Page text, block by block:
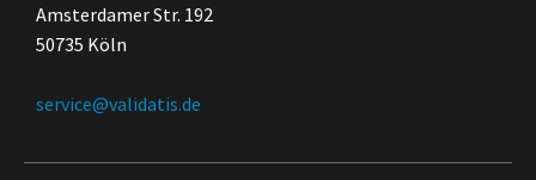
Amsterdamer Str. 192
50735 Köln
service@validatis.de